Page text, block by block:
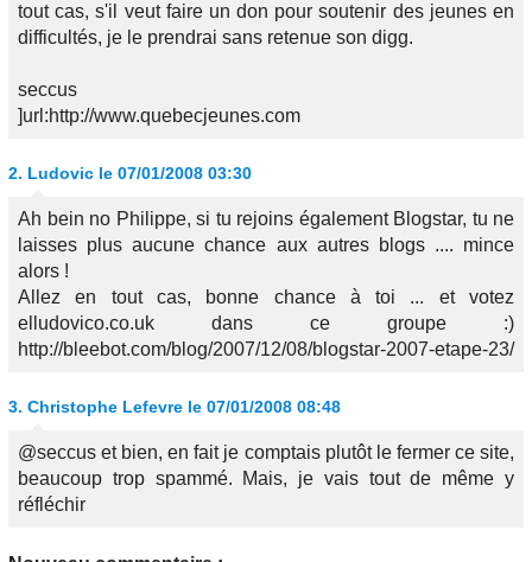
tout cas, s'il veut faire un don pour soutenir des jeunes en
difficultés, je le prendrai sans retenue son digg.
seccus
]url:http://www.quebecjeunes.com
2. Ludovic le 07/01/2008 03:30
Ah bein no Philippe, si tu rejoins également Blogstar, tu ne
laisses plus aucune chance aux autres blogs .... mince
alors !
Allez en tout cas, bonne chance à toi ... et votez
elludovico.co.uk dans ce groupe :)
http://bleebot.com/blog/2007/12/08/blogstar-2007-etape-23/
3. Christophe Lefevre le 07/01/2008 08:48
@seccus et bien, en fait je comptais plutôt le fermer ce site,
beaucoup trop spammé. Mais, je vais tout de même y
réfléchir